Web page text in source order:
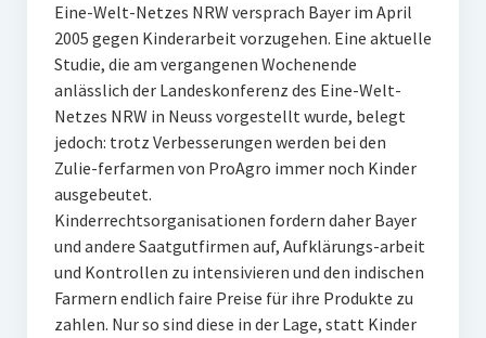
Eine-Welt-Netzes NRW versprach Bayer im April
2005 gegen Kinderarbeit vorzugehen. Eine aktuelle
Studie, die am vergangenen Wochenende
anlässlich der Landeskonferenz des Eine-Welt-
Netzes NRW in Neuss vorgestellt wurde, belegt
jedoch: trotz Verbesserungen werden bei den
Zulie-ferfarmen von ProAgro immer noch Kinder
ausgebeutet.
Kinderrechtsorganisationen fordern daher Bayer
und andere Saatgutfirmen auf, Aufklärungs-arbeit
und Kontrollen zu intensivieren und den indischen
Farmern endlich faire Preise für ihre Produkte zu
zahlen. Nur so sind diese in der Lage, statt Kinder